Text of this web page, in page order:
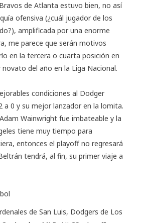
de Atlanta estuvo bien, no así
ofensiva (¿cuál jugador de los
amplificada por una enorme
me parece que serán motivos
en la tercera o cuarta posición en
del año en la Liga Nacional.
condiciones al Dodger
a 0 y su mejor lanzador en la lomita.
Wainwright fue imbateable y la
tiene muy tiempo para
entonces el playoff no regresará
tendrá, al fin, su primer viaje a
de San Luis, Dodgers de Los